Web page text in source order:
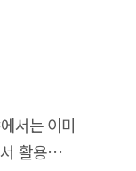
address
industry.
support,
global
용 절감,
고 있다.
스 관련
강화가
된다. 산업
발굴하고
서는 이미
활용되고